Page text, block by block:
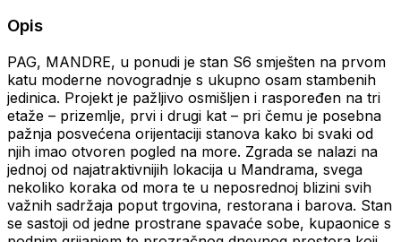
Opis
PAG, MANDRE, u ponudi je stan S6 smješten na prvom
katu moderne novogradnje s ukupno osam stambenih
jedinica. Projekt je pažljivo osmišljen i raspoređen na tri
etaže – prizemlje, prvi i drugi kat – pri čemu je posebna
pažnja posvećena orijentaciji stanova kako bi svaki od
njih imao otvoren pogled na more. Zgrada se nalazi na
jednoj od najatraktivnijih lokacija u Mandrama, svega
nekoliko koraka od mora te u neposrednoj blizini svih
važnih sadržaja poput trgovina, restorana i barova. Stan
se sastoji od jedne prostrane spavaće sobe, kupaonice s